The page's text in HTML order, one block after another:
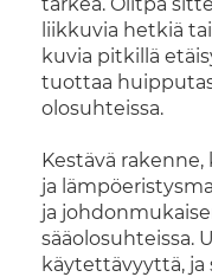
liikkuvia hetkiä
kuvia pitkillä
tuottaa
olosuhteissa.
Kestävä
ja
ja
sääolosuhteissa.
käytettävyyttä,